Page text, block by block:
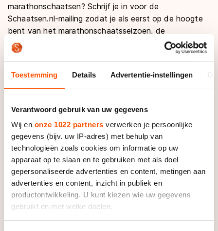
Toestemming Details Advertentie-instellingen
Verantwoord gebruik van uw gegevens
Wij en onze 1022 partners verwerken je persoonlijke
gegevens (bijv. uw IP-adres) met behulp van
technologieën zoals cookies om informatie op uw
apparaat op te slaan en te gebruiken met als doel
gepersonaliseerde advertenties en content, metingen aan
advertenties en content, inzicht in publiek en
productontwikkeling. U kunt kiezen wie uw gegevens
gebruikt en met welke doelen.
Kunstschaatsen
Schoonrijden
Natuurijs
Marathon
Inlineskaten
Kunstschaatsen
Ranglijsten Langebaan
Persoonlijke records & tijden
Historie & statistiek
De weg op
Algemene Nederlandse Schaatstijd
Deze zomer de weg op
Waar kan ik schaatsen en skaten?
Schaatsfans
Evenementen
Livestreams
Word schaatsfan!
Winacties
Olympische Spelen
Medaillespiegel
Olympische uitslagen
Van Jong tot Goud verhalen
marathonschaatsen? Schrijf je in voor de
Schaatsen.nl-mailing zodat je als eerst op de hoogte
bent van het marathonschaatsseizoen, de
ticketverkoop en het laatste marathonnieuws.